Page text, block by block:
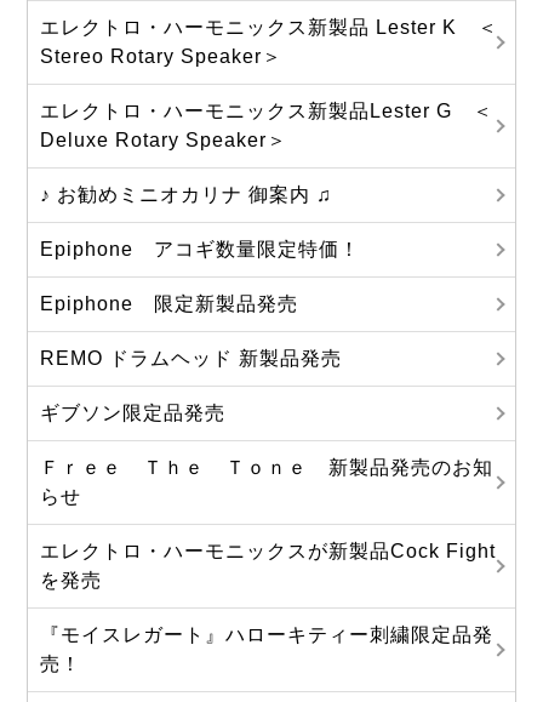
エレクトロ・ハーモニックス新製品 Lester K ＜
Stereo Rotary Speaker＞
エレクトロ・ハーモニックス新製品Lester G ＜
Deluxe Rotary Speaker＞
♪ お勧めミニオカリナ 御案内 ♫
Epiphone アコギ数量限定特価！
Epiphone 限定新製品発売
REMO ドラムヘッド 新製品発売
ギブソン限定品発売
Ｆｒｅｅ Ｔｈｅ Ｔｏｎｅ 新製品発売のお知
らせ
エレクトロ・ハーモニックスが新製品Cock Fight
を発売
『モイスレガート』ハローキティー刺繍限定品発
売！